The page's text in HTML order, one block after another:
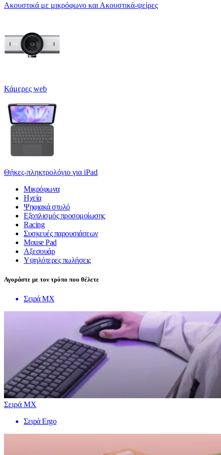
Ακουστικά με μικρόφωνο και Ακουστικά-ψείρες
Κάμερες web
Θήκες-πληκτρολόγιο για iPad
Μικρόφωνα
Ηχεία
Ψηφιακά στυλό
Εξοπλισμός προσομοίωσης
Racing
Συσκευές παρουσιάσεων
Mouse Pad
Αξεσουάρ
Υψηλότερες πωλήσεις
Αγοράστε με τον τρόπο που θέλετε
Σειρά MX
Σειρά MX
Σειρά Ergo